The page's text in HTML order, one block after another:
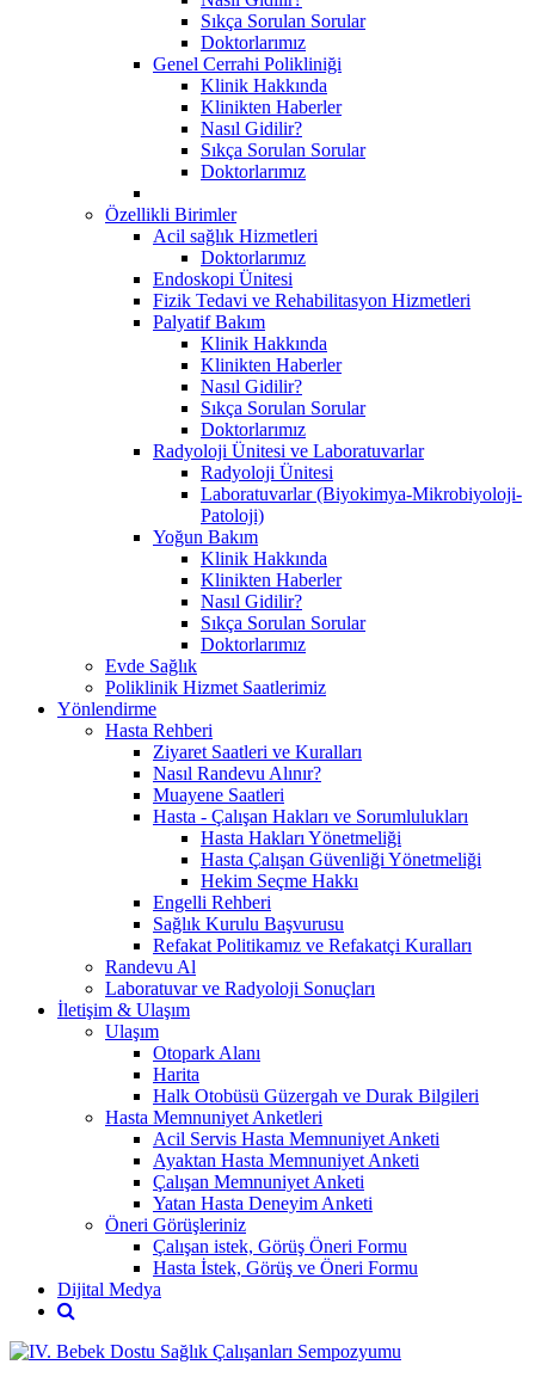
Sıkça Sorulan Sorular
Doktorlarımız
Genel Cerrahi Polikliniği
Klinik Hakkında
Klinikten Haberler
Nasıl Gidilir?
Sıkça Sorulan Sorular
Doktorlarımız
Özellikli Birimler
Acil sağlık Hizmetleri
Doktorlarımız
Endoskopi Ünitesi
Fizik Tedavi ve Rehabilitasyon Hizmetleri
Palyatif Bakım
Klinik Hakkında
Klinikten Haberler
Nasıl Gidilir?
Sıkça Sorulan Sorular
Doktorlarımız
Radyoloji Ünitesi ve Laboratuvarlar
Radyoloji Ünitesi
Laboratuvarlar (Biyokimya-Mikrobiyoloji-
Patoloji)
Yoğun Bakım
Klinik Hakkında
Klinikten Haberler
Nasıl Gidilir?
Sıkça Sorulan Sorular
Doktorlarımız
Evde Sağlık
Poliklinik Hizmet Saatlerimiz
Yönlendirme
Hasta Rehberi
Ziyaret Saatleri ve Kuralları
Nasıl Randevu Alınır?
Muayene Saatleri
Hasta - Çalışan Hakları ve Sorumlulukları
Hasta Hakları Yönetmeliği
Hasta Çalışan Güvenliği Yönetmeliği
Hekim Seçme Hakkı
Engelli Rehberi
Sağlık Kurulu Başvurusu
Refakat Politikamız ve Refakatçi Kuralları
Randevu Al
Laboratuvar ve Radyoloji Sonuçları
İletişim & Ulaşım
Ulaşım
Otopark Alanı
Harita
Halk Otobüsü Güzergah ve Durak Bilgileri
Hasta Memnuniyet Anketleri
Acil Servis Hasta Memnuniyet Anketi
Ayaktan Hasta Memnuniyet Anketi
Çalışan Memnuniyet Anketi
Yatan Hasta Deneyim Anketi
Öneri Görüşleriniz
Çalışan istek, Görüş Öneri Formu
Hasta İstek, Görüş ve Öneri Formu
Dijital Medya